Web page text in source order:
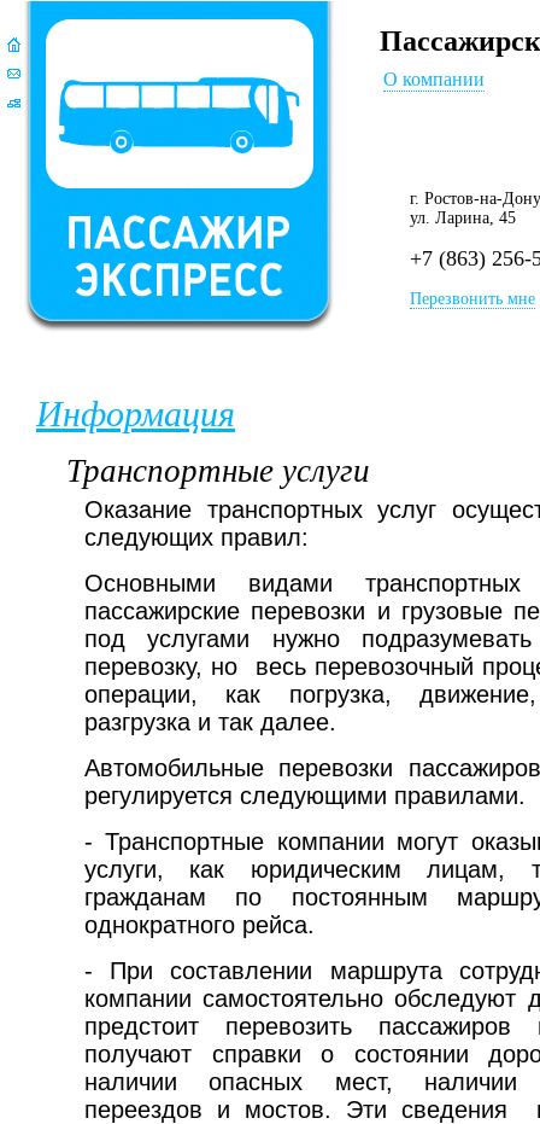
О компании
г. Ростов-на-Дону
ул. Ларина, 45
+7 (863) 256-
Перезвонить мне
Информация
Транспортные услуги
Оказание транспортных услуг
следующих правил:
Основными видами
пассажирские перевозки и грузовые
под услугами нужно
перевозку, но весь перевозочный
операции, как погрузка,
разгрузка и так далее.
Автомобильные перевозки
регулируется следующими правилами.
- Транспортные компании могут
услуги, как юридическим лицам,
гражданам по постоянным
однократного рейса.
- При составлении маршрута
компании самостоятельно обследуют
предстоит перевозить
получают справки о состоянии
наличии опасных мест, наличии
переездов и мостов. Эти сведения